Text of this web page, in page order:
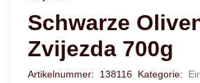
Schwarze
Zvijezda 700g
Artikelnummer: 138116 Kategorie: